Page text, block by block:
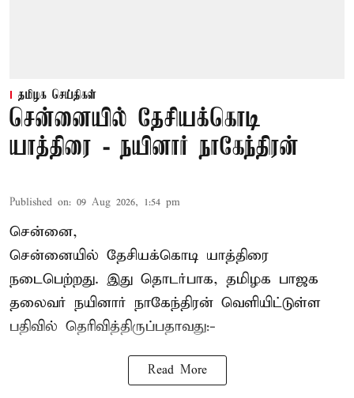
தமிழக செய்திகள்
சென்னையில் தேசியக்கொடி
யாத்திரை - நயினார் நாகேந்திரன்
Published on: 09 Aug 2026, 1:54 pm
சென்னை,
சென்னையில் தேசியக்கொடி யாத்திரை
நடைபெற்றது. இது தொடர்பாக, தமிழக பாஜக
தலைவர் நயினார் நாகேந்திரன் வெளியிட்டுள்ள
பதிவில் தெரிவித்திருப்பதாவது:-
Read More